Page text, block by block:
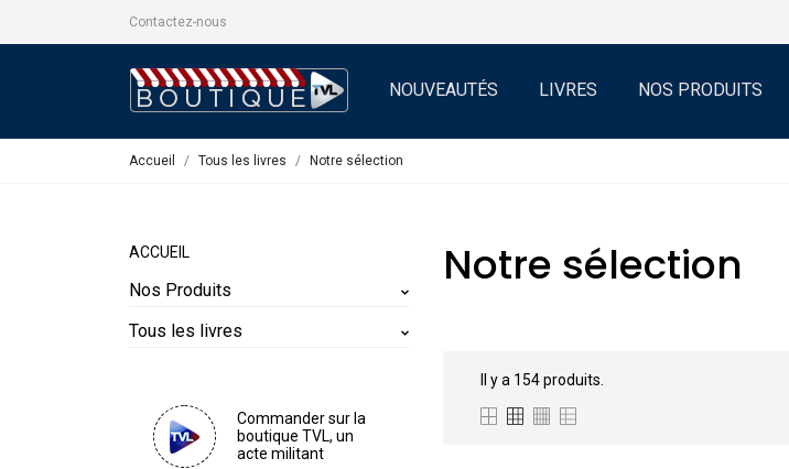
Contactez-nous
NOUVEAUTÉS LIVRES NOS PRODUITS
Accueil Tous les livres Notre sélection
ACCUEIL
Nos Produits
Tous les livres
Commander sur la
boutique TVL, un
acte militant
Notre sélection
Il y a 154 produits.